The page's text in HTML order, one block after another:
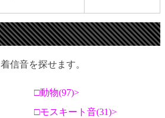
信音を探せます。
動物(97)
モスキート音(31)